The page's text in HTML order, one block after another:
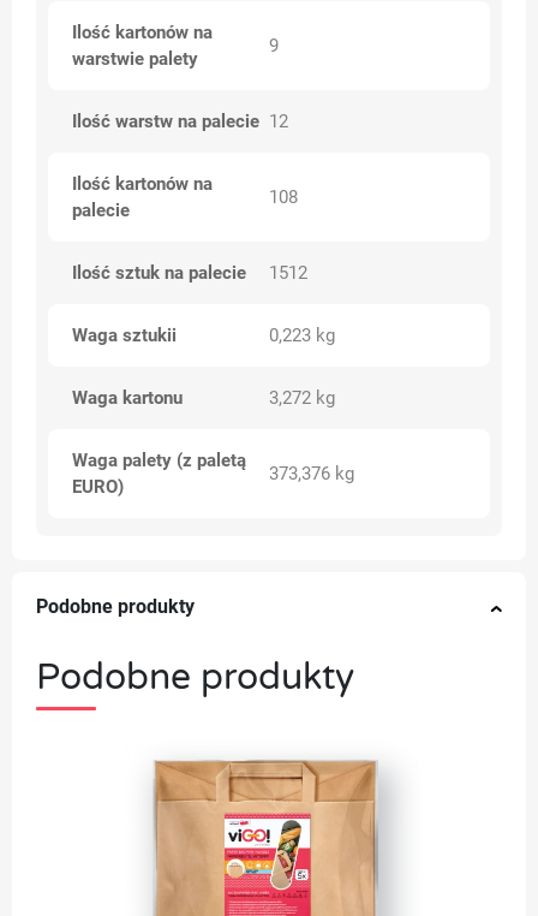
Ilość kartonów na
warstwie palety
9
Ilość warstw na palecie 12
Ilość kartonów na
palecie
108
Ilość sztuk na palecie 1512
Waga sztukii 0,223 kg
Waga kartonu 3,272 kg
Waga palety (z paletą
EURO)
373,376 kg
Podobne produkty
Podobne produkty